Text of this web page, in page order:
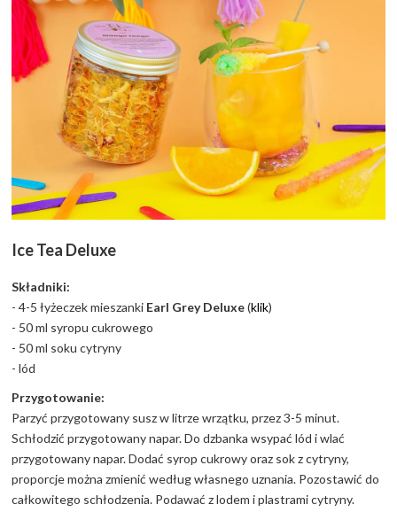
Ice Tea Deluxe
Składniki:
- 4-5 łyżeczek mieszanki Earl Grey Deluxe(klik)
- 50 ml syropu cukrowego
- 50 ml soku cytryny
- lód
Przygotowanie:
Parzyć przygotowany susz w litrze wrzątku, przez 3-5 minut.
Schłodzić przygotowany napar. Do dzbanka wsypać lód i wlać
przygotowany napar. Dodać syrop cukrowy oraz sok z cytryny,
proporcje można zmienić według własnego uznania. Pozostawić do
całkowitego schłodzenia. Podawać z lodem i plastrami cytryny.